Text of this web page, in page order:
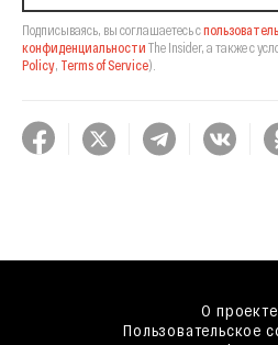
Подписываясь, вы соглашаетесь с
конфиденциальности The Insider, а также с
Policy Terms of Service).
О проекте
Пользовательское